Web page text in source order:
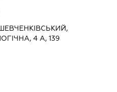
ШЕВЧЕНКІВСЬКИЙ,
4 А, 139